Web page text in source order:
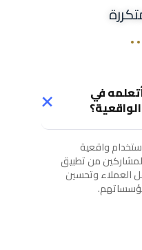
في
واقعية
من تطبيق
العملاء وتحسين